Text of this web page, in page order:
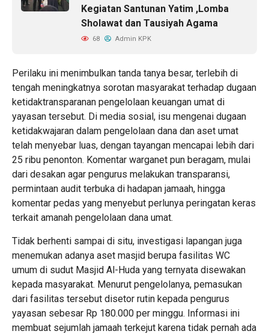
Kegiatan Santunan Yatim ,Lomba
Sholawat dan Tausiyah Agama
68 Admin KPK
Perilaku ini menimbulkan tanda tanya besar, terlebih di
tengah meningkatnya sorotan masyarakat terhadap dugaan
ketidaktransparanan pengelolaan keuangan umat di
yayasan tersebut. Di media sosial, isu mengenai dugaan
ketidakwajaran dalam pengelolaan dana dan aset umat
telah menyebar luas, dengan tayangan mencapai lebih dari
25 ribu penonton. Komentar warganet pun beragam, mulai
dari desakan agar pengurus melakukan transparansi,
permintaan audit terbuka di hadapan jamaah, hingga
komentar pedas yang menyebut perlunya peringatan keras
terkait amanah pengelolaan dana umat.
Tidak berhenti sampai di situ, investigasi lapangan juga
menemukan adanya aset masjid berupa fasilitas WC
umum di sudut Masjid Al-Huda yang ternyata disewakan
kepada masyarakat. Menurut pengelolanya, pemasukan
dari fasilitas tersebut disetor rutin kepada pengurus
yayasan sebesar Rp 180.000 per minggu. Informasi ini
membuat sejumlah jamaah terkejut karena tidak pernah ada